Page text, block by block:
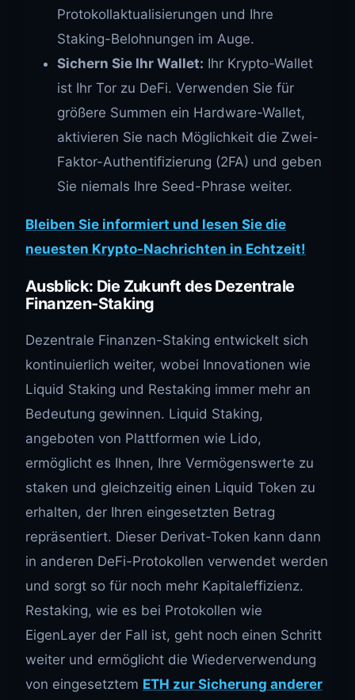
Protokollaktualisierungen und Ihre
Staking-Belohnungen im Auge.
Sichern Sie Ihr Wallet: Ihr Krypto-Wallet
ist Ihr Tor zu DeFi. Verwenden Sie für
größere Summen ein Hardware-Wallet,
aktivieren Sie nach Möglichkeit die Zwei-
Faktor-Authentifizierung (2FA) und geben
Sie niemals Ihre Seed-Phrase weiter.
Bleiben Sie informiert und lesen Sie die
neuesten Krypto-Nachrichten in Echtzeit!
Ausblick: Die Zukunft des Dezentrale
Finanzen-Staking
Dezentrale Finanzen-Staking entwickelt sich
kontinuierlich weiter, wobei Innovationen wie
Liquid Staking und Restaking immer mehr an
Bedeutung gewinnen. Liquid Staking,
angeboten von Plattformen wie Lido,
ermöglicht es Ihnen, Ihre Vermögenswerte zu
staken und gleichzeitig einen Liquid Token zu
erhalten, der Ihren eingesetzten Betrag
repräsentiert. Dieser Derivat-Token kann dann
in anderen DeFi-Protokollen verwendet werden
und sorgt so für noch mehr Kapitaleffizienz.
Restaking, wie es bei Protokollen wie
EigenLayer der Fall ist, geht noch einen Schritt
weiter und ermöglicht die Wiederverwendung
von eingesetztem ETH zur Sicherung anderer